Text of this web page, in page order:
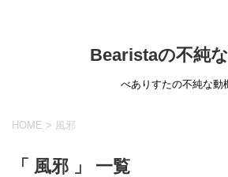
Bearistaの不純
べありすたの不純な動
HOME > 風邪
「 風邪 」 一覧